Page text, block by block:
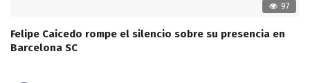
97
Felipe Caicedo rompe el silencio sobre su presencia en
Barcelona SC